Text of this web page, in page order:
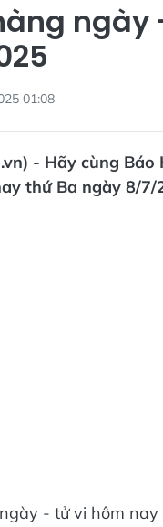
ngày
01:08
- Hãy cùng
thứ Ba ngày 8/7/
- tử vi hôm